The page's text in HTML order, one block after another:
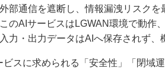
外部通信を遮断し、情報漏洩リスクを
このAIサービスはLGWAN環境で動作
入力・出力データはAIへ保存されず、
ビスに求められる「安全性」「閉域